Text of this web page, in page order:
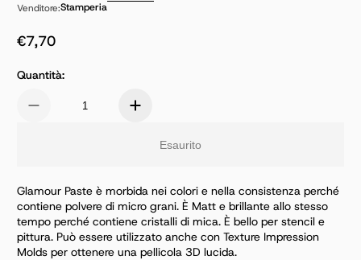
Venditore:Stamperia
Prezzo normale
€7,70
Quantità:
Esaurito
Glamour Paste è morbida nei colori e nella consistenza perché
contiene polvere di micro grani. È Matt e brillante allo stesso
tempo perché contiene cristalli di mica. È bello per stencil e
pittura. Può essere utilizzato anche con Texture Impression
Molds per ottenere una pellicola 3D lucida.